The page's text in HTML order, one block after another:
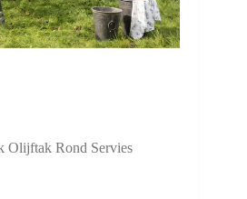
Olijftak Rond Servies